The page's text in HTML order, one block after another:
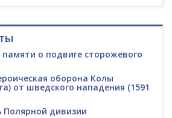
памяти о подвиге сторожевого
оборона Колы
от шведского нападения (1591
Полярной дивизии